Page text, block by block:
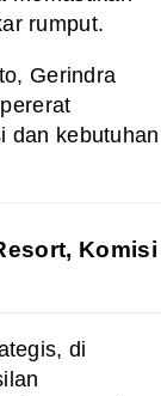
rumput.
Gerindra
dan kebutuhan
Komisi
di